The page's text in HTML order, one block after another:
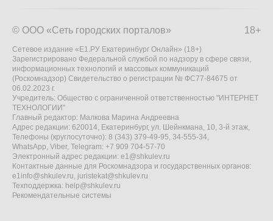
18+
© ООО «Сеть городских порталов»
Сетевое издание «Е1.РУ Екатеринбург Онлайн» (18+)
Зарегистрировано Федеральной службой по надзору в сфере связи,
информационных технологий и массовых коммуникаций
(Роскомнадзор) Свидетельство о регистрации № ФС77-84675 от
06.02.2023 г.
Учредитель: Общество с ограниченной ответственностью "ИНТЕРНЕТ
ТЕХНОЛОГИИ"
Главный редактор: Малкова Марина Андреевна
Адрес редакции: 620014, Екатеринбург, ул. Шейнкмана, 10, 3-й этаж,
Телефоны (круглосуточно): 8 (343) 379-49-95, 34-555-34,
WhatsApp, Viber, Telegram: +7 909 704-57-70
Электронный адрес редакции: e1@shkulev.ru
Контактные данные для Роскомнадзора и государственных органов:
e1info@shkulev.ru, juristekat@shkulev.ru
Техподдержка: help@shkulev.ru
Рекомендательные системы